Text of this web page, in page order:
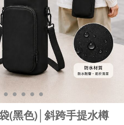
(黑色)│斜跨手提水樽